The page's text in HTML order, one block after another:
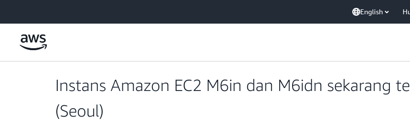
English
Instans Amazon EC2 M6in dan M6idn sekarang
(Seoul)